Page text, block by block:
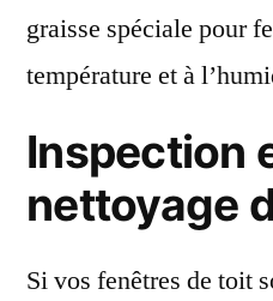
graisse spéciale pour
température et à
Inspection
nettoyage
Si vos fenêtres de toit